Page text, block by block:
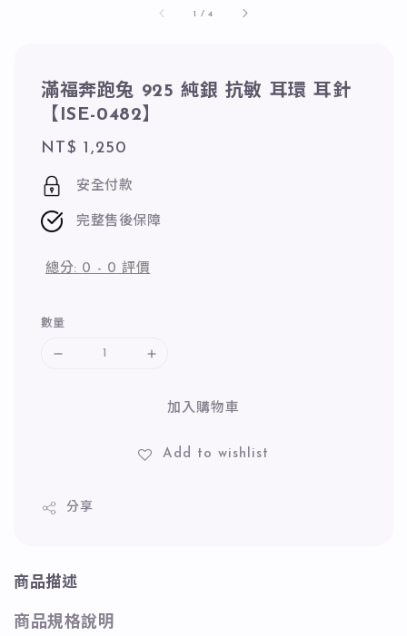
1 /4
滿福奔跑兔 925 純銀 抗敏 耳環 耳針
【ISE-0482】
Regular
price
NT$ 1,250
安全付款
完整售後保障
總分: 0 - 0 評價
數量
加入購物車
Add to wishlist
分享
商品描述
商品規格說明